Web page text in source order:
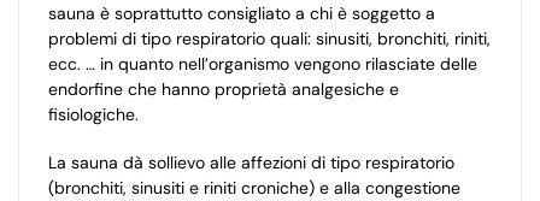
sauna è soprattutto consigliato a chi è soggetto a
problemi di tipo respiratorio quali: sinusiti, bronchiti, riniti,
ecc. … in quanto nell’organismo vengono rilasciate delle
endorfine che hanno proprietà analgesiche e
fisiologiche.
La sauna dà sollievo alle affezioni di tipo respiratorio
(bronchiti, sinusiti e riniti croniche) e alla congestione